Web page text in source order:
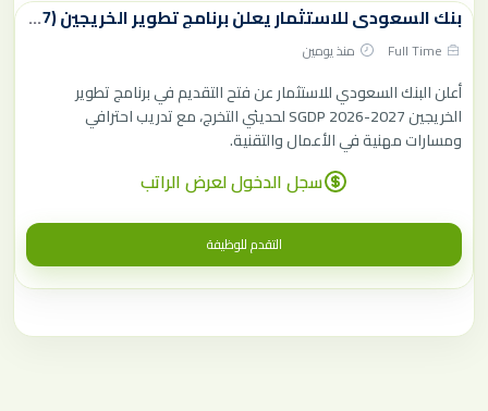
بنك السعودي للاستثمار يعلن برنامج تطوير الخريجين (SGDP 2026-2027)
Full Time منذ يومين
أعلن البنك السعودي للاستثمار عن فتح التقديم في برنامج تطوير
الخريجين SGDP 2026-2027 لحديثي التخرج، مع تدريب احترافي
ومسارات مهنية في الأعمال والتقنية.
سجل الدخول لعرض الراتب
التقدم للوظيفة